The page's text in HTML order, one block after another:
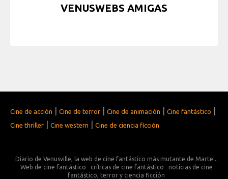
VENUSWEBS AMIGAS
Cine de acción | Cine de terror | Cine de animación | Cine fantástico |
Cine thriller | Cine western | Cine de ciencia ficción
Diario de Venusville, la web de cine fantástico más mutante de Marte...
Web de cine fantástico
críticas de cine fantástico
noticias de cine
fantástico, terror y ciencia ficción